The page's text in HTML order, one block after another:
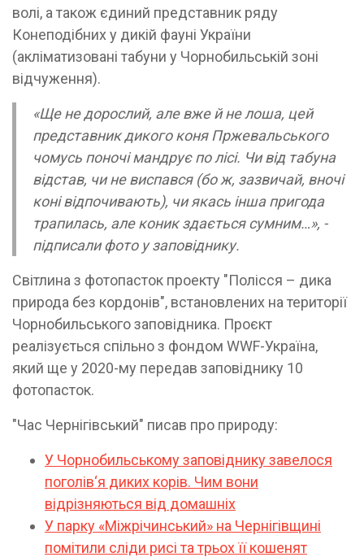
волі, а також єдиний представник ряду
Конеподібних у дикій фауні України
(акліматизовані табуни у Чорнобильській зоні
відчуження).
«Ще не дорослий, але вже й не лоша, цей
представник дикого коня Пржевальського
чомусь поночі мандрує по лісі. Чи від табуна
відстав, чи не виспався (бо ж, зазвичай, вночі
коні відпочивають), чи якась інша пригода
трапилась, але коник здається сумним…», -
підписали фото у заповіднику.
Світлина з фотопасток проекту "Полісся – дика
природа без кордонів", встановлених на території
Чорнобильського заповідника. Проєкт
реалізується спільно з фондом WWF-Україна,
який ще у 2020-му передав заповіднику 10
фотопасток.
"Час Чернігівський" писав про природу:
У Чорнобильському заповіднику завелося
поголів‘я диких корів. Чим вони
відрізняються від домашніх
У парку «Міжрічинський» на Чернігівщині
помітили сліди рисі та трьох її кошенят